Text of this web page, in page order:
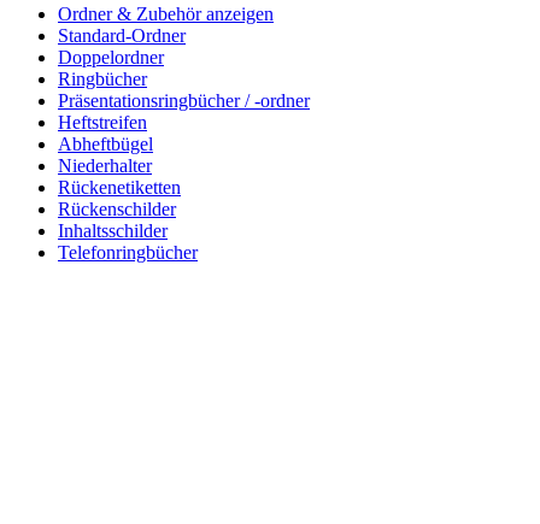
Ordner & Zubehör anzeigen
Standard-Ordner
Doppelordner
Ringbücher
Präsentationsringbücher / -ordner
Heftstreifen
Abheftbügel
Niederhalter
Rückenetiketten
Rückenschilder
Inhaltsschilder
Telefonringbücher